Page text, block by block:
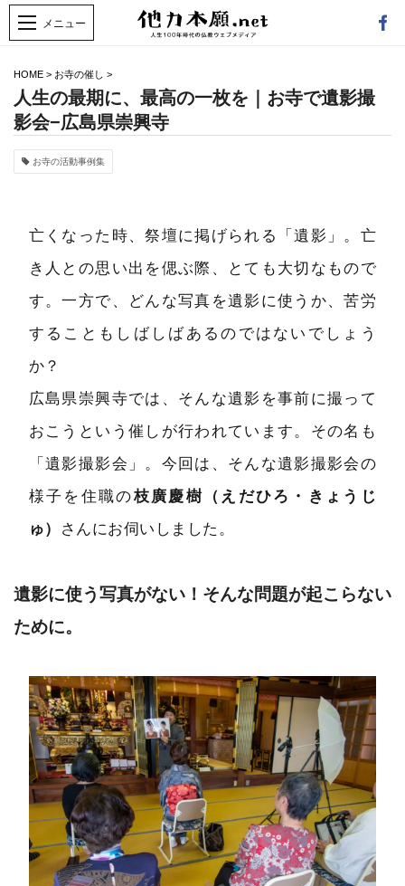
HOME > お寺の催し >
人生の最期に、最高の一枚を｜お寺で遺影撮
影会−広島県崇興寺
お寺の活動事例集
亡くなった時、祭壇に掲げられる「遺影」。亡
き人との思い出を偲ぶ際、とても大切なもので
す。一方で、どんな写真を遺影に使うか、苦労
することもしばしばあるのではないでしょう
か？
広島県崇興寺では、そんな遺影を事前に撮って
おこうという催しが行われています。その名も
「遺影撮影会」。今回は、そんな遺影撮影会の
様子を住職の枝廣慶樹（えだひろ・きょうじ
ゅ）
さんにお伺いしました。
遺影に使う写真がない！そんな問題が起こらない
ために。